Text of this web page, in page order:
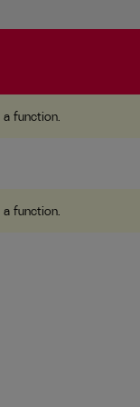
is not a function
a function.
a function.